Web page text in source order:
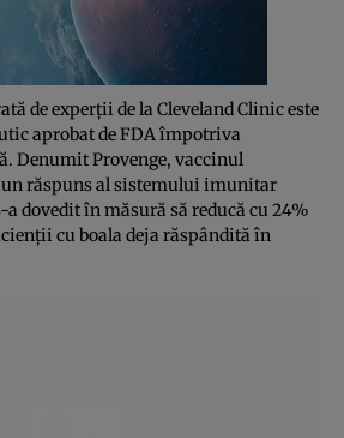
de experţii de la Cleveland Clinic este
aprobat de FDA împotriva
Denumit Provenge, vaccinul
răspuns al sistemului imunitar
dovedit în măsură să reducă cu 24%
cu boala deja răspândită în